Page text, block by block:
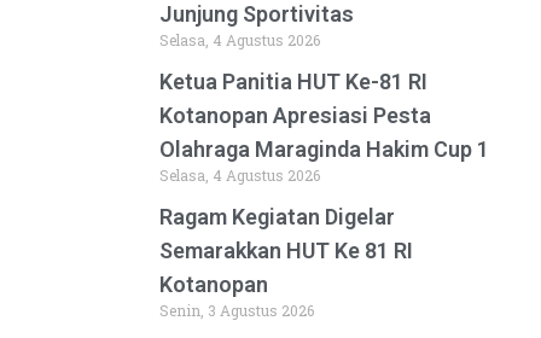
Junjung Sportivitas
Selasa, 4 Agustus 2026
Ketua Panitia HUT Ke-81 RI
Kotanopan Apresiasi Pesta
Olahraga Maraginda Hakim Cup 1
Selasa, 4 Agustus 2026
Ragam Kegiatan Digelar
Semarakkan HUT Ke 81 RI
Kotanopan
Senin, 3 Agustus 2026